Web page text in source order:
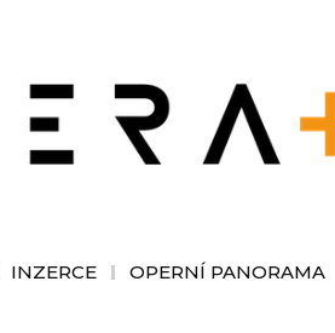
INZERCE OPERNÍ PANORAMA